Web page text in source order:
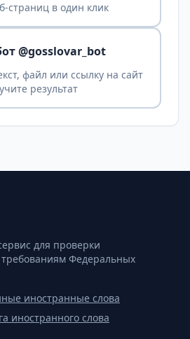
страниц в один клик
@gosslovar_bot
файл или ссылку на сайт
результат
для проверки
требованиям Федеральных
иностранные слова
иностранного слова